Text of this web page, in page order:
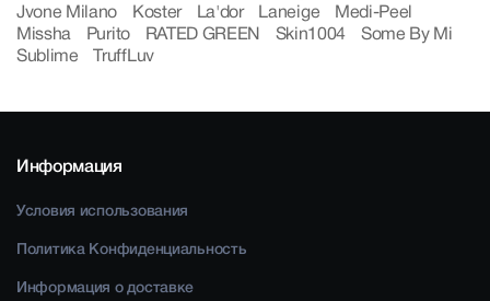
Jvone Milano
Koster La'dor Laneige
Medi-Peel
Missha
Purito RATED GREEN Skin1004
Some By Mi
Sublime
TruffLuv
Информация
Условия использования
Политика Конфиденциальность
Информация о доставке